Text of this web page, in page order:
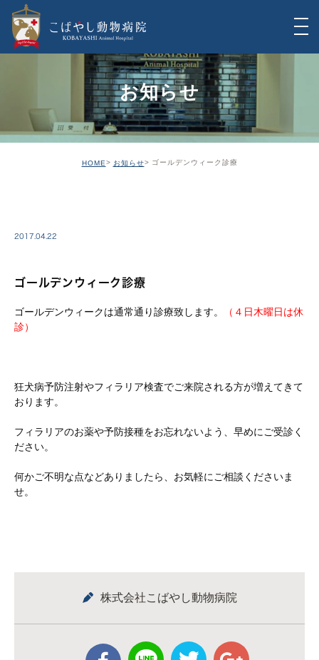
お知らせ
HOME お知らせ ゴールデンウィーク診療
2017.04.22
ゴールデンウィーク診療
ゴールデンウィークは通常通り診療致します。
（４日木曜日は休
診）
狂犬病予防注射やフィラリア検査でご来院される方が増えてきて
おります。
フィラリアのお薬や予防接種をお忘れないよう、早めにご受診く
ださい。
何かご不明な点などありましたら、お気軽にご相談くださいま
せ。
株式会社こばやし動物病院